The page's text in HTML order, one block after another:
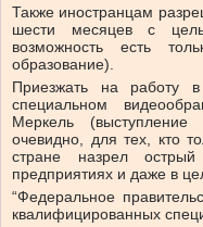
Также иностранцам
шести месяцев с
возможность есть
образование).
Приезжать на работу
специальном
Меркель
очевидно, для тех, кто
стране назрел
предприятиях и даже в
“Федеральное
квалифицированных